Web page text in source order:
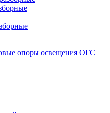
опоры освещения ОГС